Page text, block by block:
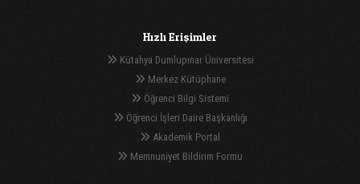
Hızlı Erişimler
Kütahya Dumlupınar Üniversitesi
Merkez Kütüphane
Öğrenci Bilgi Sistemi
Öğrenci İşleri Daire Başkanlığı
Akademik Portal
Memnuniyet Bildirim Formu